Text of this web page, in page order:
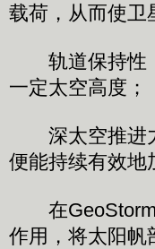
载荷，从而使卫
轨道保持性：
一定太空高度；
深太空推进力
便能持续有效地
在GeoStorm
作用，将太阳帆